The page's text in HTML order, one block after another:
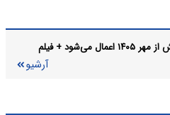
به نمایش گذاشتند
اینترنت و پوشش شبکه تلفن همراه در
+ فیلم
آرشیو